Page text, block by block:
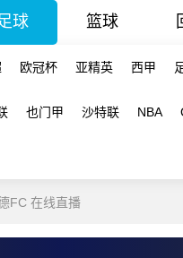
球 篮球
欧冠杯 亚精英 西甲
也门甲 沙特联 NBA
FC 在线直播